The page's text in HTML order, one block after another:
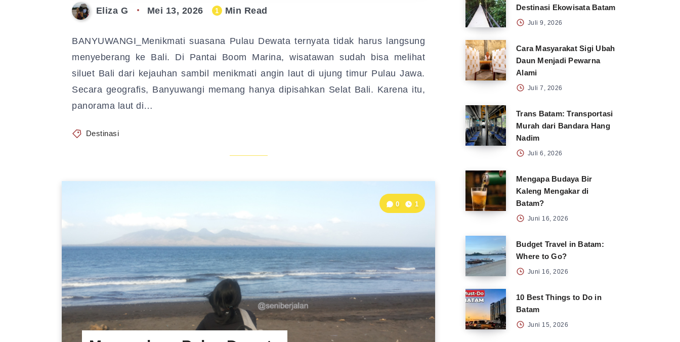
Eliza G Mei 13, 2026 1 Min Read
BANYUWANGI_Menikmati suasana Pulau Dewata ternyata tidak harus langsung
menyeberang ke Bali. Di Pantai Boom Marina, wisatawan sudah bisa melihat
siluet Bali dari kejauhan sambil menikmati angin laut di ujung timur Pulau Jawa.
Secara geografis, Banyuwangi memang hanya dipisahkan Selat Bali. Karena itu,
panorama laut di…
Destinasi
0 1
Destinasi Ekowisata Batam
Juli 9, 2026
Cara Masyarakat Sigi Ubah
Daun Menjadi Pewarna
Alami
Juli 7, 2026
Trans Batam: Transportasi
Murah dari Bandara Hang
Nadim
Juli 6, 2026
Mengapa Budaya Bir
Kaleng Mengakar di
Batam?
Juni 16, 2026
Budget Travel in Batam:
Where to Go?
Juni 16, 2026
10 Best Things to Do in
Batam
Juni 15, 2026